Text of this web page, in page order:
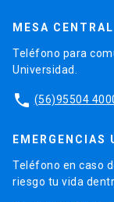
MESA CENTRAL
Teléfono para
Universidad.
phone (56)95504
EMERGENCIAS
Teléfono en caso
riesgo tu vida